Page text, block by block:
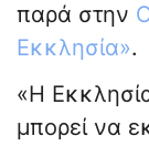
παρά στην
Εκκλησία».
«Η
μπορεί να